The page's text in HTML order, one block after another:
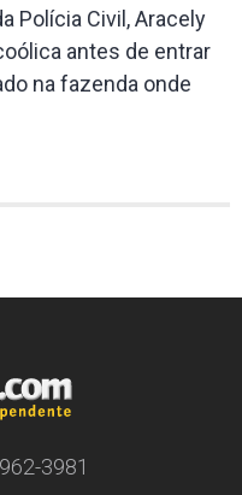
Polícia Civil, Aracely
antes de entrar
na fazenda onde
3981